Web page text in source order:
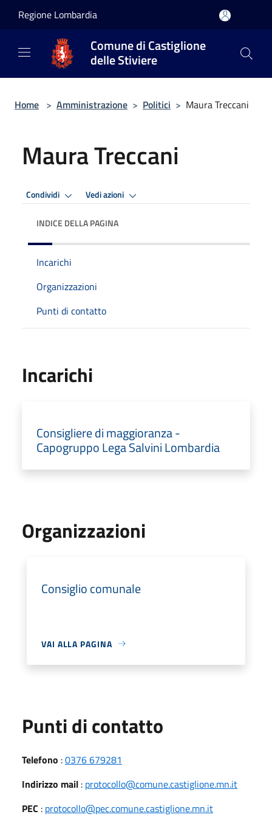
Regione Lombardia
Comune di Castiglione
delle Stiviere
Home > Amministrazione > Politici > Maura Treccani
Maura Treccani
Condividi Vedi azioni
INDICE DELLA PAGINA
Incarichi
Organizzazioni
Punti di contatto
Incarichi
Consigliere di maggioranza -
Capogruppo Lega Salvini Lombardia
Organizzazioni
Consiglio comunale
VAI ALLA PAGINA
Punti di contatto
Telefono :0376 679281
Indirizzo mail : protocollo@comune.castiglione.mn.it
PEC : protocollo@pec.comune.castiglione.mn.it